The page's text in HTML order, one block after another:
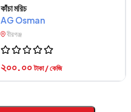
কাঁচা মরিচ
AG Osman
বীরগঞ্জ
২০০.০০টাকা / কেজি